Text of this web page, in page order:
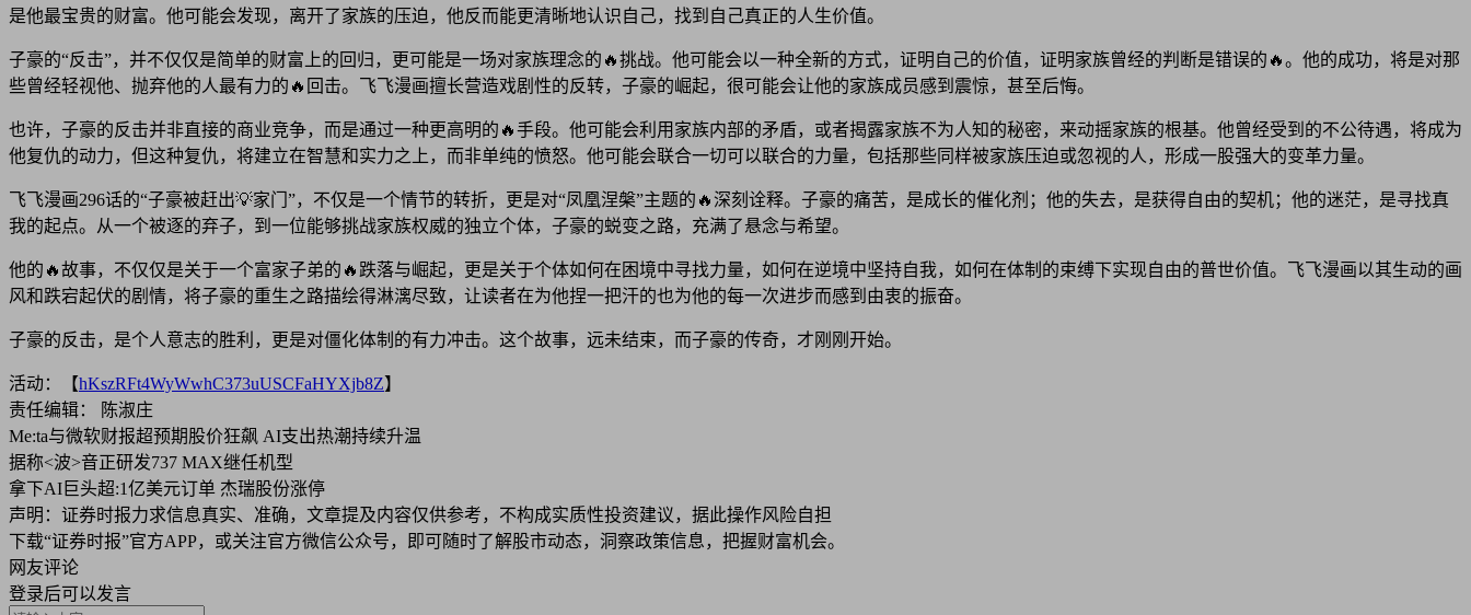
是他最宝贵的财富。他可能会发现，离开了家族的压迫，他反而能更清晰地认识自己，找到自己真正的人生价值。
子豪的“反击”，并不仅仅是简单的财富上的回归，更可能是一场对家族理念的🔥挑战。他可能会以一种全新的方式，证明自己的价值，证明家族曾经的判断是错误的🔥。他的成功，将是对那
些曾经轻视他、抛弃他的人最有力的🔥回击。飞飞漫画擅长营造戏剧性的反转，子豪的崛起，很可能会让他的家族成员感到震惊，甚至后悔。
也许，子豪的反击并非直接的商业竞争，而是通过一种更高明的🔥手段。他可能会利用家族内部的矛盾，或者揭露家族不为人知的秘密，来动摇家族的根基。他曾经受到的不公待遇，将成为
他复仇的动力，但这种复仇，将建立在智慧和实力之上，而非单纯的愤怒。他可能会联合一切可以联合的力量，包括那些同样被家族压迫或忽视的人，形成一股强大的变革力量。
飞飞漫画296话的“子豪被赶出💡家门”，不仅是一个情节的转折，更是对“凤凰涅槃”主题的🔥深刻诠释。子豪的痛苦，是成长的催化剂；他的失去，是获得自由的契机；他的迷茫，是寻找真
我的起点。从一个被逐的弃子，到一位能够挑战家族权威的独立个体，子豪的蜕变之路，充满了悬念与希望。
他的🔥故事，不仅仅是关于一个富家子弟的🔥跌落与崛起，更是关于个体如何在困境中寻找力量，如何在逆境中坚持自我，如何在体制的束缚下实现自由的普世价值。飞飞漫画以其生动的画
风和跌宕起伏的剧情，将子豪的重生之路描绘得淋漓尽致，让读者在为他捏一把汗的也为他的每一次进步而感到由衷的振奋。
子豪的反击，是个人意志的胜利，更是对僵化体制的有力冲击。这个故事，远未结束，而子豪的传奇，才刚刚开始。
活动：【hKszRFt4WyWwhC373uUSCFaHYXjb8Z】
责任编辑： 陈淑庄
Me:ta与微软财报超预期股价狂飙 AI支出热潮持续升温
据称<波>音正研发737 MAX继任机型
拿下AI巨头超:1亿美元订单 杰瑞股份涨停
声明：证券时报力求信息真实、准确，文章提及内容仅供参考，不构成实质性投资建议，据此操作风险自担
下载“证券时报”官方APP，或关注官方微信公众号，即可随时了解股市动态，洞察政策信息，把握财富机会。
网友评论
登录后可以发言